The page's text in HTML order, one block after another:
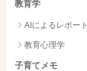
教育学
AIによるレポート
教育心理学
子育てメモ